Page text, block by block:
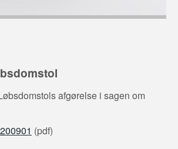
afgørelse i sagen om
(pdf)